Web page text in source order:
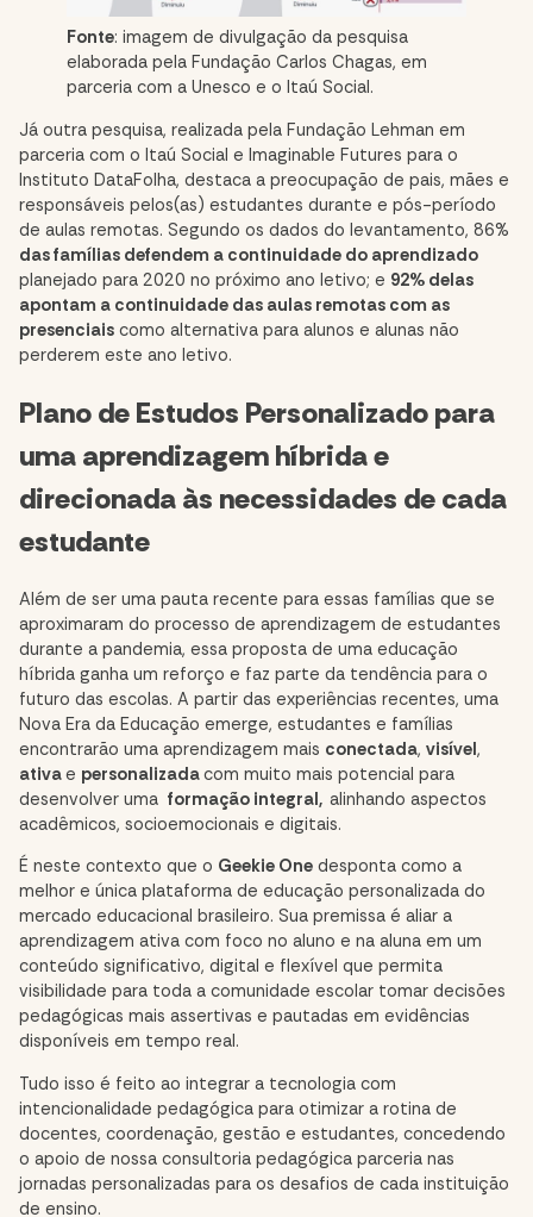
Fonte: imagem de divulgação da pesquisa
elaborada pela Fundação Carlos Chagas, em
parceria com a Unesco e o Itaú Social.
Já outra pesquisa, realizada pela Fundação Lehman em
parceria com o Itaú Social e Imaginable Futures para o
Instituto DataFolha, destaca a preocupação de pais, mães e
responsáveis pelos(as) estudantes durante e pós-período
de aulas remotas. Segundo os dados do levantamento, 86%
das famílias defendem a continuidade do aprendizado
planejado para 2020 no próximo ano letivo; e 92% delas
apontam a continuidade das aulas remotas com as
presenciais como alternativa para alunos e alunas não
perderem este ano letivo.
Plano de Estudos Personalizado para
uma aprendizagem híbrida e
direcionada às necessidades de cada
estudante
Além de ser uma pauta recente para essas famílias que se
aproximaram do processo de aprendizagem de estudantes
durante a pandemia, essa proposta de uma educação
híbrida ganha um reforço e faz parte da tendência para o
futuro das escolas. A partir das experiências recentes, uma
Nova Era da Educação emerge, estudantes e famílias
encontrarão uma aprendizagem mais conectada, visível,
ativae personalizadacom muito mais potencial para
desenvolver uma formação integral, alinhando aspectos
acadêmicos, socioemocionais e digitais.
É neste contexto que o Geekie One desponta como a
melhor e única plataforma de educação personalizada do
mercado educacional brasileiro. Sua premissa é aliar a
aprendizagem ativa com foco no aluno e na aluna em um
conteúdo significativo, digital e flexível que permita
visibilidade para toda a comunidade escolar tomar decisões
pedagógicas mais assertivas e pautadas em evidências
disponíveis em tempo real.
Tudo isso é feito ao integrar a tecnologia com
intencionalidade pedagógica para otimizar a rotina de
docentes, coordenação, gestão e estudantes, concedendo
o apoio de nossa consultoria pedagógica parceria nas
jornadas personalizadas para os desafios de cada instituição
de ensino.